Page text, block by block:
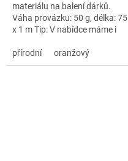
materiálu na balení dárků.
Váha provázku: 50 g, délka: 75
x 1 m Tip: V nabídce máme i
Clairefontaine.
přírodní oranžový